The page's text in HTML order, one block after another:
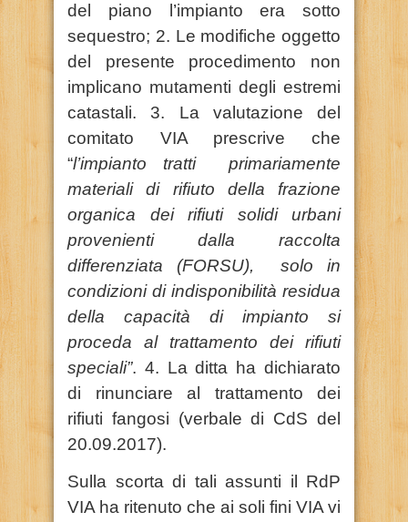
del piano l’impianto era sotto
sequestro; 2. Le modifiche oggetto
del presente procedimento non
implicano mutamenti degli estremi
catastali. 3. La valutazione del
comitato VIA prescrive che
“l’impianto tratti primariamente
materiali di rifiuto della frazione
organica dei rifiuti solidi urbani
provenienti dalla raccolta
differenziata (FORSU), solo in
condizioni di indisponibilità residua
della capacità di impianto si
proceda al trattamento dei rifiuti
speciali”. 4. La ditta ha dichiarato
di rinunciare al trattamento dei
rifiuti fangosi (verbale di CdS del
20.09.2017).
Sulla scorta di tali assunti il RdP
VIA ha ritenuto che ai soli fini VIA vi